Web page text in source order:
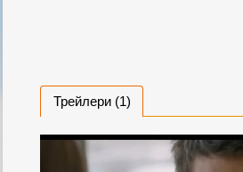
Трейлери (1)